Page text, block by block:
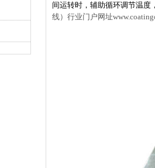
间运转时，辅助循环调节温度
线）行业门户网址